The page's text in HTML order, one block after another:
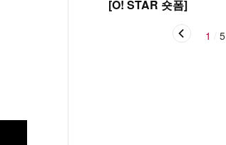
[O! STAR 숏폼]
1 5